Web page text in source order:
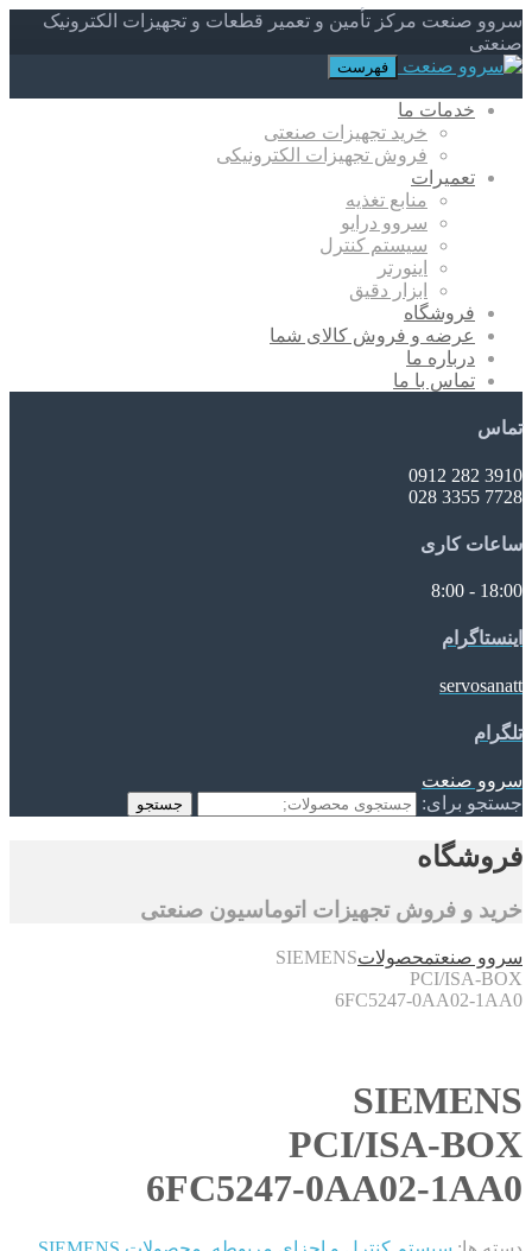
سروو صنعت مرکز تأمین و تعمیر قطعات و تجهیزات الکترونیک
صنعتی
فهرست
خدمات ما
خرید تجهیزات صنعتی
فروش تجهیزات الکترونیکی
تعمیرات
منابع تغذیه
سروو درایو
سیستم کنترل
اینورتر
ابزار دقیق
فروشگاه
عرضه و فروش کالای شما
درباره ما
تماس با ما
تماس
3910 282 0912
7728 3355 028
ساعات کاری
18:00 - 8:00
اینستاگرام
servosanatt
تلگرام
سروو صنعت
جستجو برای:
جستجو
فروشگاه
خرید و فروش تجهیزات اتوماسیون صنعتی
سروو صنعتمحصولاتSIEMENS
PCI/ISA-BOX
6FC5247-0AA02-1AA0
SIEMENS
PCI/ISA-BOX
6FC5247-0AA02-1AA0